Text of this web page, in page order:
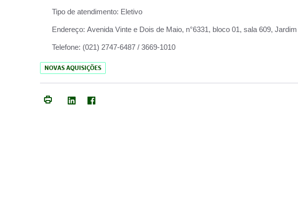
Tipo de atendimento: Eletivo
Endereço: Avenida Vinte e Dois de Maio, n°6331, bloco 01, sala 609,
Telefone: (021) 2747-6487 / 3669-1010
NOVAS AQUISIÇÕES